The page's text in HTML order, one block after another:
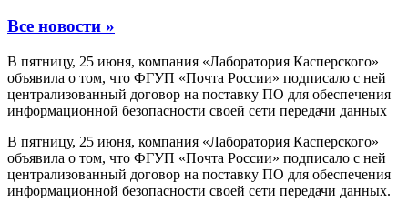
Все новости »
В пятницу, 25 июня, компания «Лаборатория Касперского»
объявила о том, что ФГУП «Почта России» подписало с ней
централизованный договор на поставку ПО для обеспечения
информационной безопасности своей сети передачи данных
В пятницу, 25 июня, компания «Лаборатория Касперского»
объявила о том, что ФГУП «Почта России» подписало с ней
централизованный договор на поставку ПО для обеспечения
информационной безопасности своей сети передачи данных.